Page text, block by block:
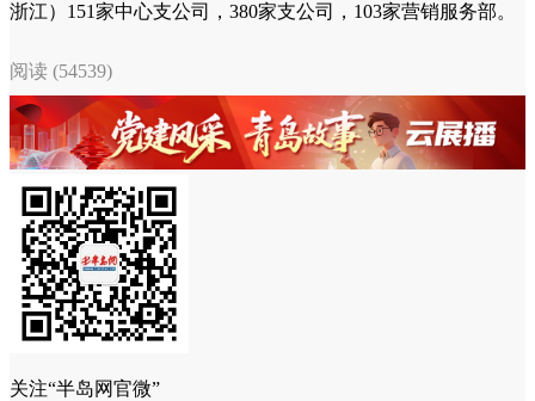
浙江）151家中心支公司，380家支公司，103家营销服务部。
阅读 (54539)
关注“半岛网官微”